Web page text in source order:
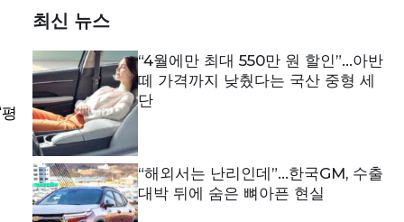
최신 뉴스
“4월에만 최대 550만 원 할인”…아반
떼 가격까지 낮췄다는 국산 중형 세
단
“해외서는 난리인데”…한국GM, 수출
대박 뒤에 숨은 뼈아픈 현실